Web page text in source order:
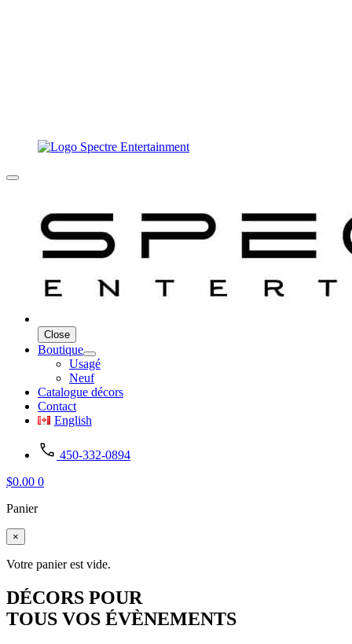
Close
Boutique
Usagé
Neuf
Catalogue décors
Contact
English
450-332-0894
$0.00 0
Panier
×
Votre panier est vide.
DÉCORS POUR
TOUS VOS ÉVÈNEMENTS